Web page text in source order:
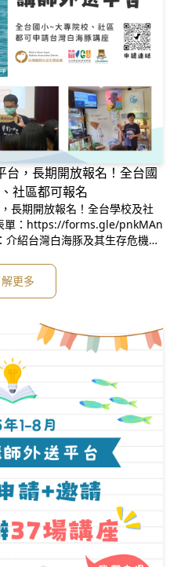
，長期開放報名！全台國
社區都可報名
長期開放報名！全台學校及社
單：https://forms.gle/pnkMAn
紹台灣白海豚及其生存危機
國小～大專院校、社區大學、
🖥講課方式：搭配簡報，口頭講
課更豐富）🧒聽講人數：依申
：申請單位先提出
更多